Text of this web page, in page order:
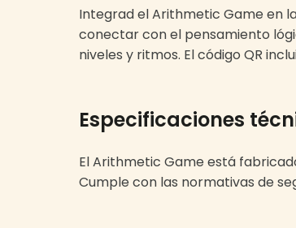
Integrad el Arithmetic Game en
conectar con el pensamiento
niveles y ritmos. El código QR
Especificaciones
El Arithmetic Game está
Cumple con las normativas de